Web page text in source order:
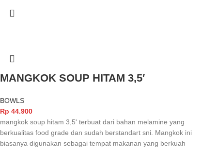
MANGKOK SOUP HITAM 3,5′
BOWLS
Rp 44.900
mangkok soup hitam 3,5' terbuat dari bahan melamine yang
berkualitas food grade dan sudah berstandart sni. Mangkok ini
biasanya digunakan sebagai tempat makanan yang berkuah